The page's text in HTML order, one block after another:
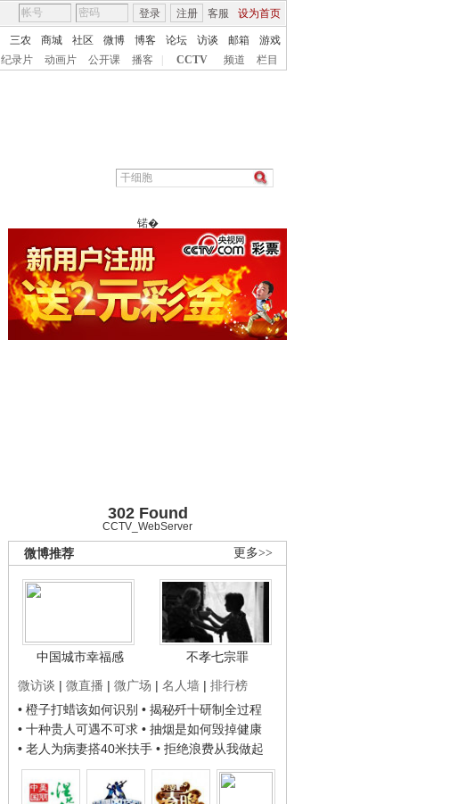
客服 设为首页
登录 注册
三农 商城 社区 微博 博客 论坛 访谈 邮箱
游戏
纪录片 动画片 公开课 播客 CCTV 频道 栏目
锘�
302 Found
CCTV_WebServer
更多>>
微博推荐
中国城市幸福感
不孝七宗罪
微访谈 | 微直播 | 微广场 | 名人墙 | 排行榜
• 橙子打蜡该如何识别 • 揭秘歼十研制全过程
• 十种贵人可遇不可求 • 抽烟是如何毁掉健康
• 老人为病妻搭40米扶手 • 拒绝浪费从我做起